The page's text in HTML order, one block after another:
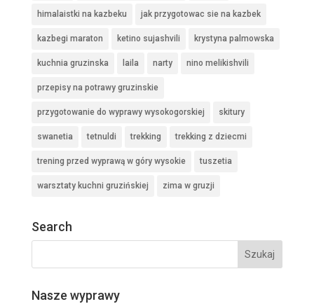
himalaistki na kazbeku jak przygotowac sie na kazbek
kazbegi maraton ketino sujashvili krystyna palmowska
kuchnia gruzinska laila narty nino melikishvili
przepisy na potrawy gruzinskie
przygotowanie do wyprawy wysokogorskiej skitury
swanetia tetnuldi trekking trekking z dziecmi
trening przed wyprawą w góry wysokie tuszetia
warsztaty kuchni gruzińskiej zima w gruzji
Search
Nasze wyprawy